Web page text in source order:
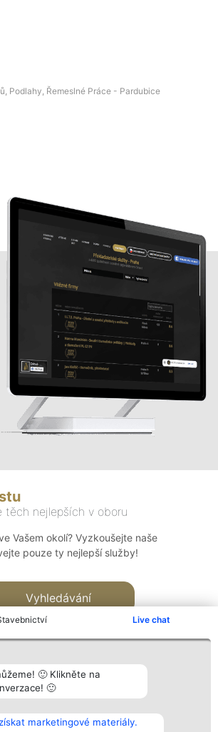
Live chat
🙂 Klikněte na
🙂
marketingové materiály.
Podlahy, Řemeslné Práce - Pardubice
těch nejlepších v oboru
Vašem okolí? Vyzkoušejte naše
pouze ty nejlepší služby!
Vyhledávání
Vítězové
Seznam všech
Kontakt